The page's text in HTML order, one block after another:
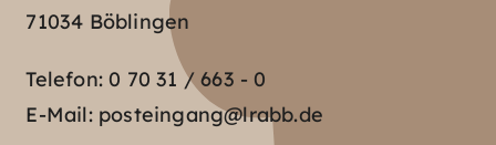
71034 Böblingen
Telefon:0 70 31 / 663 - 0
E-Mail: posteingang@lrabb.de